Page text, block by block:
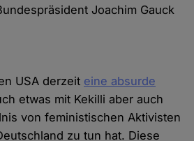
Joachim Gauck
USA derzeit eine absurde
etwas mit Kekilli aber auch
von feministischen Aktivisten
zu tun hat. Diese